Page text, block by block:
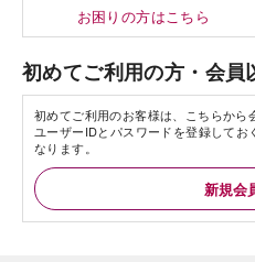
お困りの方はこちら
初めてご利用の方・会員
初めてご利用のお客様は、こちらから
ユーザーIDとパスワードを登録して
なります。